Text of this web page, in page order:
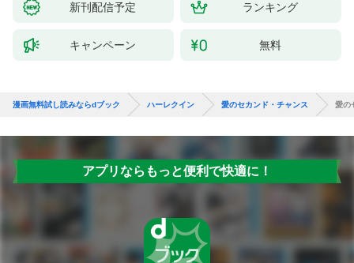
新刊配信予定 ランキング
キャンペーン 無料
漫画無料試し読みならdブック ハーレクイン 愛のセカンド・チャンス 愛の
アプリならもっと便利で快適に！